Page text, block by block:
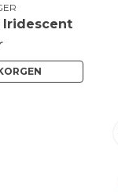
Iridescent